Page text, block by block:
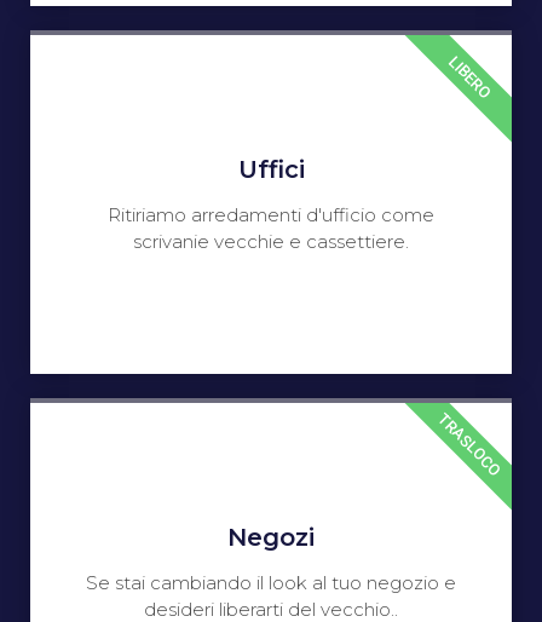
Uffici
Ritiriamo arredamenti d'ufficio come
scrivanie vecchie e cassettiere.
LIBERO
Negozi
Se stai cambiando il look al tuo negozio e
desideri liberarti del vecchio..
TRASLOCO